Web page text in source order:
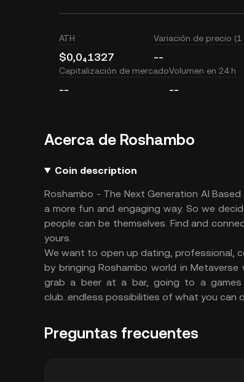
ATH
$0,0₄1327
Variación de precio (1
--
Capitalización de mercado
--
Volumen en 24 h
--
Acerca de Roshambo
Coin description
Roshambo - The Next Generation AI
a more fun and engaging way. So we
people can be themselves. Find and
yours.
We want to open up dating, professional,
by bringing Roshambo world in
grab a beer at a bar, going to a
club...endless possibilities of what you can
Preguntas frecuentes